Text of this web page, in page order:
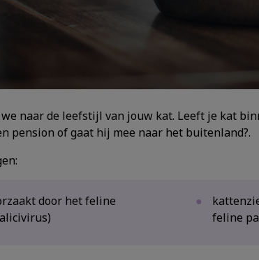
naar de leefstijl van jouw kat. Leeft je kat
pension of gaat hij mee naar het buitenland?.
door het feline
feline